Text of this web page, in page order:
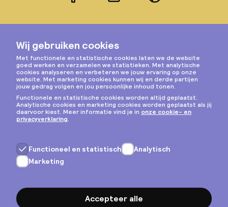
Instagram
Privacy & cookies
Algemene voorwaarden